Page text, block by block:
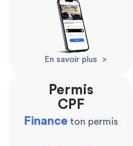
En savoir plus >
Permis
CPF
Finance ton permis